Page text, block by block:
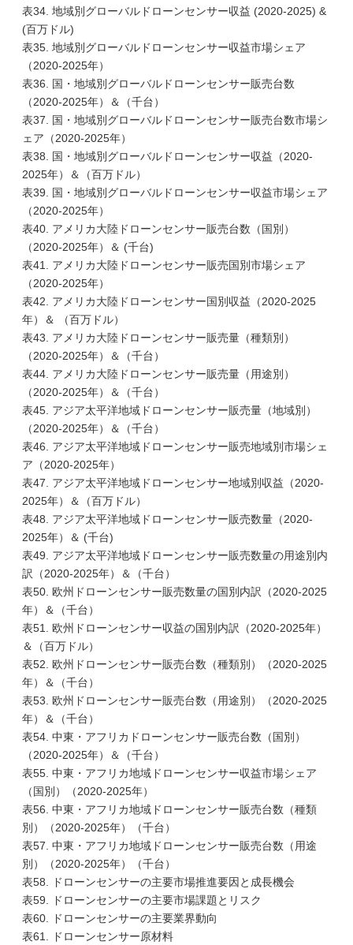
表34. 地域別グローバルドローンセンサー収益 (2020-2025) &
(百万ドル)
表35. 地域別グローバルドローンセンサー収益市場シェア
（2020-2025年）
表36. 国・地域別グローバルドローンセンサー販売台数
（2020-2025年）＆（千台）
表37. 国・地域別グローバルドローンセンサー販売台数市場シ
ェア（2020-2025年）
表38. 国・地域別グローバルドローンセンサー収益（2020-
2025年）＆（百万ドル）
表39. 国・地域別グローバルドローンセンサー収益市場シェア
（2020-2025年）
表40. アメリカ大陸ドローンセンサー販売台数（国別）
（2020-2025年）＆ (千台)
表41. アメリカ大陸ドローンセンサー販売国別市場シェア
（2020-2025年）
表42. アメリカ大陸ドローンセンサー国別収益（2020-2025
年）＆ （百万ドル）
表43. アメリカ大陸ドローンセンサー販売量（種類別）
（2020-2025年）＆（千台）
表44. アメリカ大陸ドローンセンサー販売量（用途別）
（2020-2025年）＆（千台）
表45. アジア太平洋地域ドローンセンサー販売量（地域別）
（2020-2025年）＆（千台）
表46. アジア太平洋地域ドローンセンサー販売地域別市場シェ
ア（2020-2025年）
表47. アジア太平洋地域ドローンセンサー地域別収益（2020-
2025年）＆（百万ドル）
表48. アジア太平洋地域ドローンセンサー販売数量（2020-
2025年）＆ (千台)
表49. アジア太平洋地域ドローンセンサー販売数量の用途別内
訳（2020-2025年）＆（千台）
表50. 欧州ドローンセンサー販売数量の国別内訳（2020-2025
年）＆（千台）
表51. 欧州ドローンセンサー収益の国別内訳（2020-2025年）
＆（百万ドル）
表52. 欧州ドローンセンサー販売台数（種類別）（2020-2025
年）＆（千台）
表53. 欧州ドローンセンサー販売台数（用途別）（2020-2025
年）＆（千台）
表54. 中東・アフリカドローンセンサー販売台数（国別）
（2020-2025年）＆（千台）
表55. 中東・アフリカ地域ドローンセンサー収益市場シェア
（国別）（2020-2025年）
表56. 中東・アフリカ地域ドローンセンサー販売台数（種類
別）（2020-2025年）（千台）
表57. 中東・アフリカ地域ドローンセンサー販売台数（用途
別）（2020-2025年）（千台）
表58. ドローンセンサーの主要市場推進要因と成長機会
表59. ドローンセンサーの主要市場課題とリスク
表60. ドローンセンサーの主要業界動向
表61. ドローンセンサー原材料